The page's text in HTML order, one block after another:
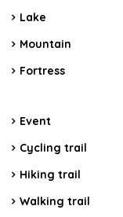
Lake
Mountain
Fortress
Event
Cycling trail
Hiking trail
Walking trail